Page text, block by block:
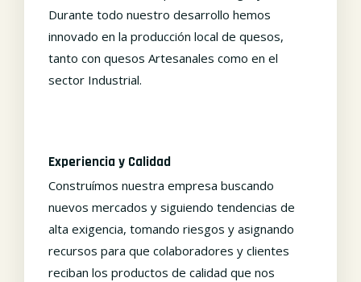
Durante todo nuestro desarrollo hemos
innovado en la producción local de quesos,
tanto con quesos Artesanales como en el
sector Industrial.
Experiencia y Calidad
Construímos nuestra empresa buscando
nuevos mercados y siguiendo tendencias de
alta exigencia, tomando riesgos y asignando
recursos para que colaboradores y clientes
reciban los productos de calidad que nos